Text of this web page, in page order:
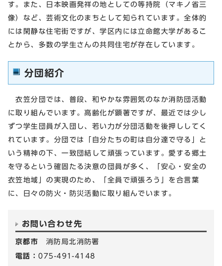
す。また、日本映画発祥の地としての等持院（マキノ省三
像）など、芸術文化のまちとして知られています。全体的
には閑静な住宅街ですが、学区内には立命館大学があるこ
とから、多数の学生さんの共同住宅が存在しています。
分団紹介
衣笠分団では、普段、和やかな雰囲気のなか消防団活動
に取り組んでいます。高齢化が顕著ですが、最近では少し
ずつ学生団員が入団し、若い力が分団活動を後押ししてく
れています。分団では「自分たちの町は自分達で守る」と
いう精神の下、一致団結して頑張っています。愛する郷土
を守るという確固たる決意の団員が多く、「安心・安全の
衣笠地域」の実現のため、「全員で頑張ろう」を合言葉
に、日々の防火・防災活動に取り組んでいます。
お問い合わせ先
京都市 消防局北消防署
電話：075-491-4148